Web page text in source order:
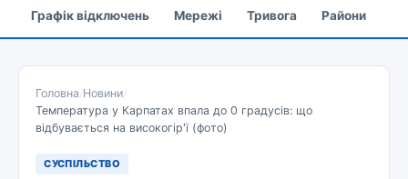
Графік відключень Мережі Тривога Райони
Головна/Новини/
Температура у Карпатах впала до 0 градусів: що
відбувається на високогір'ї (фото)
СУСПІЛЬСТВО